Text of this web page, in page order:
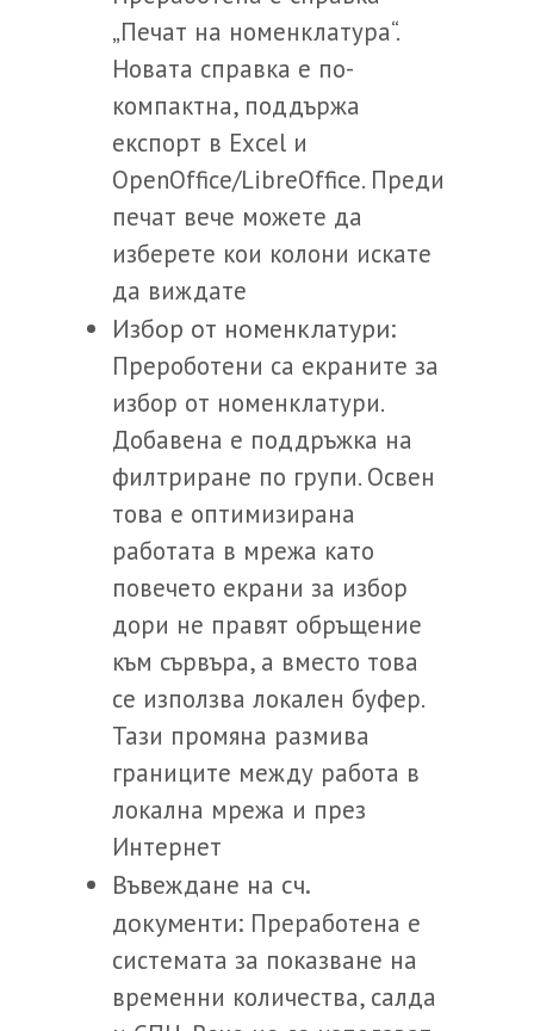
„Печат на номенклатура“.
Новата справка е по-
компактна, поддържа
експорт в Excel и
OpenOffice/LibreOffice. Преди
печат вече можете да
изберете кои колони искате
да виждате
Избор от номенклатури:
Прероботени са екраните за
избор от номенклатури.
Добавена е поддръжка на
филтриране по групи. Освен
това е оптимизирана
работата в мрежа като
повечето екрани за избор
дори не правят обръщение
към сървъра, а вместо това
се използва локален буфер.
Тази промяна размива
границите между работа в
локална мрежа и през
Интернет
Въвеждане на сч.
документи: Преработена е
системата за показване на
временни количества, салда